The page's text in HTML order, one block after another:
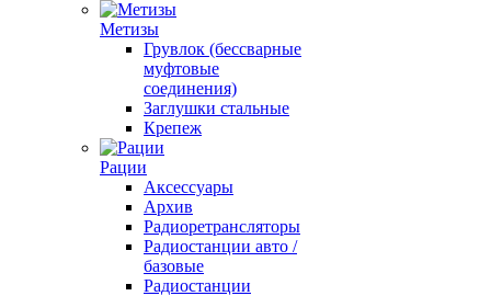
Метизы
Грувлок (бессварные
муфтовые
соединения)
Заглушки стальные
Крепеж
Рации
Аксессуары
Архив
Радиоретрансляторы
Радиостанции авто /
базовые
Радиостанции